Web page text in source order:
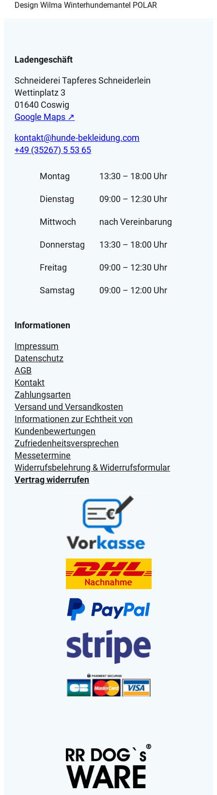
s
W
l
m
a
W
n
t
P
L
A
R
M
e
n
g
e
Design Wilma Winterhundemantel POLAR
Ladengeschäft
Schneiderei Tapferes Schneiderlein
Wettinplatz 3
01640 Coswig
Google Maps ↗
kontakt@hunde-bekleidung.com
+49 (35267) 5 53 65
Montag 13:30 – 18:00 Uhr
Dienstag 09:00 – 12:30 Uhr
Mittwoch nach Vereinbarung
Donnerstag 13:30 – 18:00 Uhr
Freitag 09:00 – 12:30 Uhr
Samstag 09:00 – 12:00 Uhr
Informationen
Impressum
Datenschutz
AGB
Kontakt
Zahlungsarten
Versand und Versandkosten
Informationen zur Echtheit von
Kundenbewertungen
Zufriedenheitsversprechen
Messetermine
Widerrufsbelehrung & Widerrufsformular
Vertrag widerrufen